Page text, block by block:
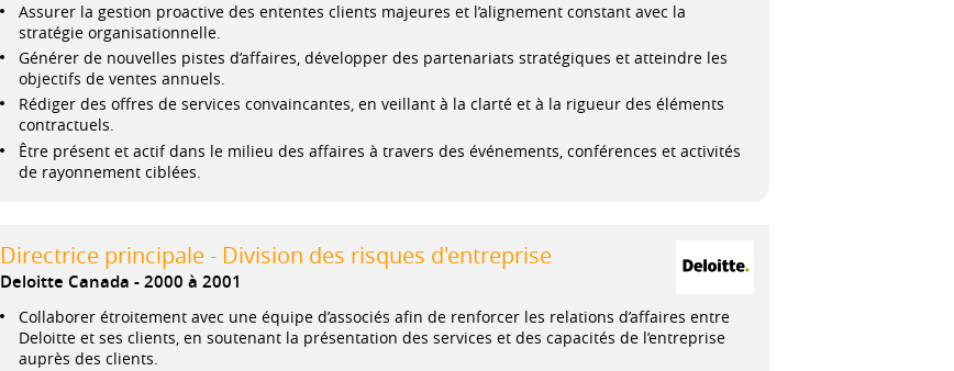
Assurer la gestion proactive des ententes clients majeures et l’alignement constant avec la
stratégie organisationnelle.
Générer de nouvelles pistes d’affaires, développer des partenariats stratégiques et atteindre les
objectifs de ventes annuels.
Rédiger des offres de services convaincantes, en veillant à la clarté et à la rigueur des éléments
contractuels.
Être présent et actif dans le milieu des affaires à travers des événements, conférences et activités
de rayonnement ciblées.
Directrice principale - Division des risques d'entreprise
Deloitte Canada 2000 à 2001
Collaborer étroitement avec une équipe d’associés afin de renforcer les relations d’affaires entre
Deloitte et ses clients, en soutenant la présentation des services et des capacités de l’entreprise
auprès des clients.